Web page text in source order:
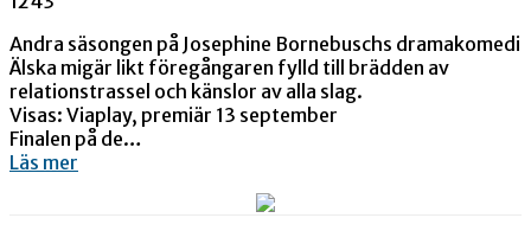
Andra säsongen på Josephine Bornebuschs dramakomedi
Älska migär likt föregångaren fylld till brädden av
relationstrassel och känslor av alla slag.
Visas: Viaplay, premiär 13 september
Finalen på de…
Läs mer